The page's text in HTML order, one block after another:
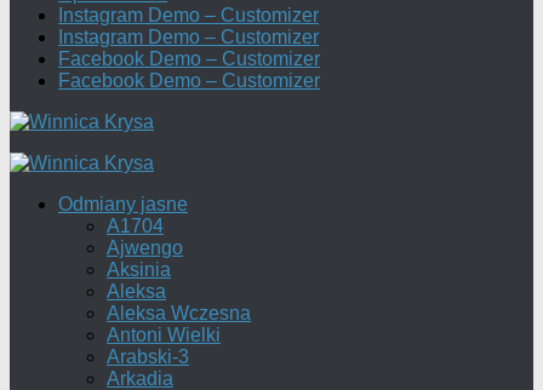
Instagram Demo – Customizer
Instagram Demo – Customizer
Facebook Demo – Customizer
Facebook Demo – Customizer
Odmiany jasne
A1704
Ajwengo
Aksinia
Aleksa
Aleksa Wczesna
Antoni Wielki
Arabski-3
Arkadia